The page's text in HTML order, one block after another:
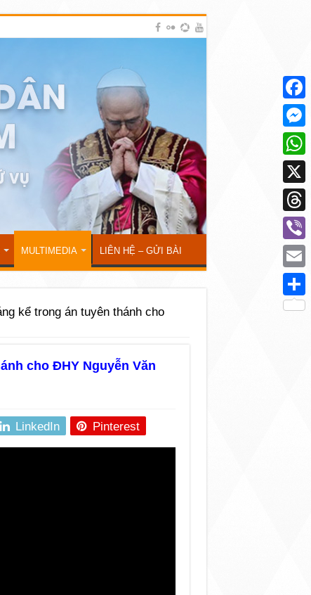
MULTIMEDIA LIÊN HỆ – GỬI BÀI
kể trong án tuyên thánh cho
cho ĐHY Nguyễn Văn
LinkedIn Pinterest
X
Viber